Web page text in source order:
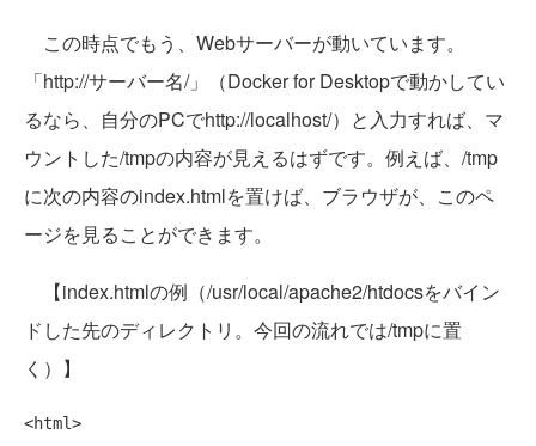
この時点でもう、Webサーバーが動いています。
「http://サーバー名/」（Docker for Desktopで動かしてい
るなら、自分のPCでhttp://localhost/）と入力すれば、マ
ウントした/tmpの内容が見えるはずです。例えば、/tmp
に次の内容のindex.htmlを置けば、ブラウザが、このペ
ージを見ることができます。
【index.htmlの例（/usr/local/apache2/htdocsをバイン
ドした先のディレクトリ。今回の流れでは/tmpに置
く）】
<html>